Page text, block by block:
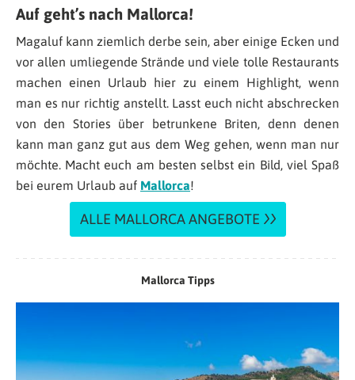
Auf geht’s nach Mallorca!
Magaluf kann ziemlich derbe sein, aber einige Ecken und
vor allen umliegende Strände und viele tolle Restaurants
machen einen Urlaub hier zu einem Highlight, wenn
man es nur richtig anstellt. Lasst euch nicht abschrecken
von den Stories über betrunkene Briten, denn denen
kann man ganz gut aus dem Weg gehen, wenn man nur
möchte. Macht euch am besten selbst ein Bild, viel Spaß
bei eurem Urlaub auf Mallorca!
ALLE MALLORCA ANGEBOTE
Mallorca Tipps